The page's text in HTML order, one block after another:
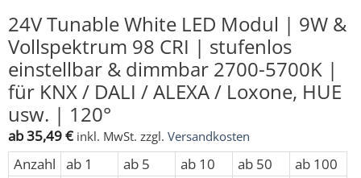
24V Tunable White LED Modul | 9W &
Vollspektrum 98 CRI | stufenlos
einstellbar & dimmbar 2700-5700K |
für KNX / DALI / ALEXA / Loxone, HUE
usw. | 120°
ab35,49€ inkl. MwSt. zzgl. Versandkosten
Anzahl ab 1 ab 5 ab 10 ab 50
ab 100